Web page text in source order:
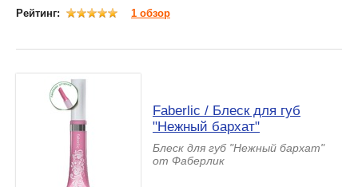
Рейтинг:
1 обзор
Faberlic / Блеск для губ
"Нежный бархат"
Блеск для губ "Нежный бархат"
от Фаберлик